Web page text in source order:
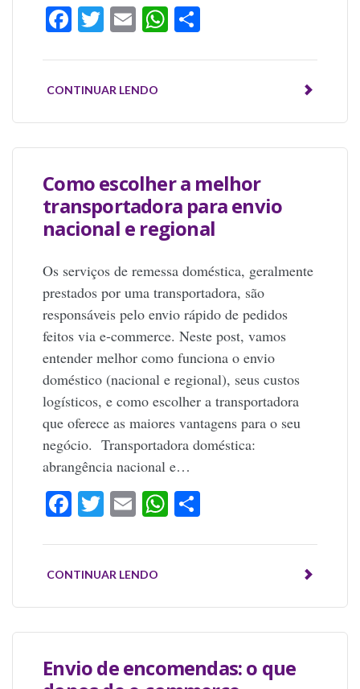
Facebook
Twitter
EmailWhatsApp
CONTINUAR LENDO
Como escolher a melhor
transportadora para envio
nacional e regional
Os serviços de remessa doméstica, geralmente
prestados por uma transportadora, são
responsáveis pelo envio rápido de pedidos
feitos via e-commerce. Neste post, vamos
entender melhor como funciona o envio
doméstico (nacional e regional), seus custos
logísticos, e como escolher a transportadora
que oferece as maiores vantagens para o seu
negócio. Transportadora doméstica:
abrangência nacional e…
Facebook
Twitter
EmailWhatsApp
CONTINUAR LENDO
Envio de encomendas: o que